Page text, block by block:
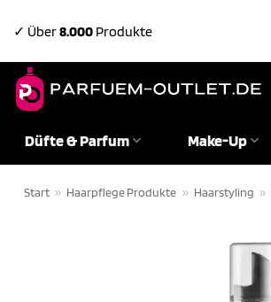
Inhalt
springen
✓ Über8.000 Produkte
Düfte & Parfum Make-Up
Start » Haarpflege Produkte » Haarstyling »